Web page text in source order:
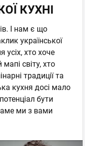
КУХНІ
І нам є що
української
усіх, хто хоче
світу, хто
традиції та
кухня досі мало
бути
ми з вами